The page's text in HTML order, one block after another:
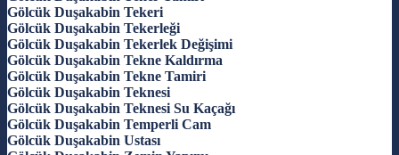
Gölcük Duşakabin Tekeri
Gölcük Duşakabin Tekerleği
Gölcük Duşakabin Tekerlek Değişimi
Gölcük Duşakabin Tekne Kaldırma
Gölcük Duşakabin Tekne Tamiri
Gölcük Duşakabin Teknesi
Gölcük Duşakabin Teknesi Su Kaçağı
Gölcük Duşakabin Temperli Cam
Gölcük Duşakabin Ustası